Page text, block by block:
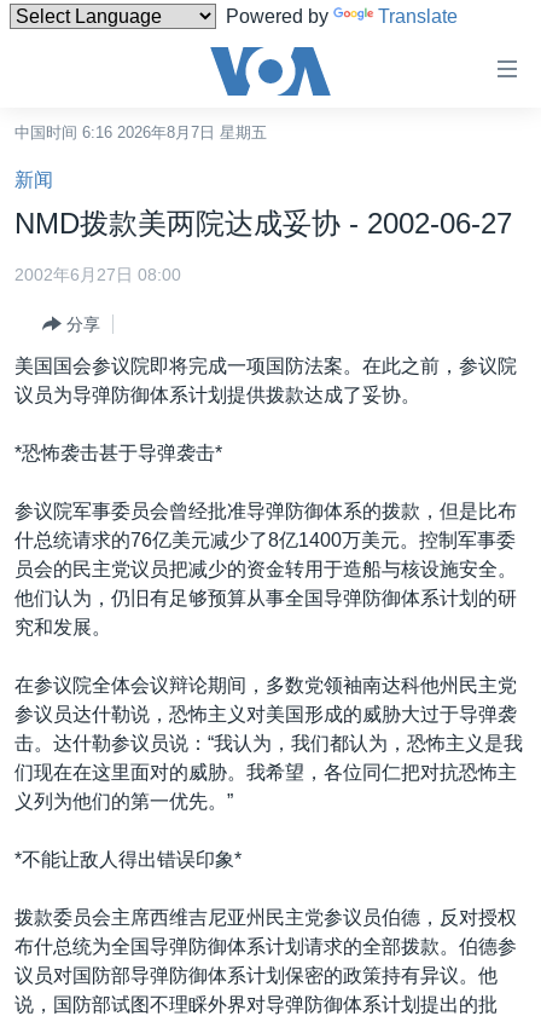
Powered by Translate
碍
链
跳
转
容
跳
到
跳
检
港澳
国际
印太
中东
欧洲
非洲
美洲
全球议题
经济·金融·贸易
人权·法律·宗教
科教·文娱·体健
军事
劳工
环境
美中关系
热点专题
白宫要闻
国会报道
美中关系
美国建国250周年
埃博拉疫情
美国之音专访
重要讲话与声明
台海两岸关系
关注西藏
关注新疆
VOA视频
VOA今日焦点
中文广播
关注我们
其他语言网站
中国时间 6:16 2026年8月7日 星期五
新闻
NMD拨款美两院达成妥协 - 2002-06-27
2002年6月27日 08:00
分享
美国国会参议院即将完成一项国防法案。在此之前，参议院
议员为导弹防御体系计划提供拨款达成了妥协。
*恐怖袭击甚于导弹袭击*
参议院军事委员会曾经批准导弹防御体系的拨款，但是比布
什总统请求的76亿美元减少了8亿1400万美元。控制军事委
员会的民主党议员把减少的资金转用于造船与核设施安全。
他们认为，仍旧有足够预算从事全国导弹防御体系计划的研
究和发展。
在参议院全体会议辩论期间，多数党领袖南达科他州民主党
参议员达什勒说，恐怖主义对美国形成的威胁大过于导弹袭
击。达什勒参议员说：“我认为，我们都认为，恐怖主义是我
们现在在这里面对的威胁。我希望，各位同仁把对抗恐怖主
义列为他们的第一优先。”
*不能让敌人得出错误印象*
拨款委员会主席西维吉尼亚州民主党参议员伯德，反对授权
布什总统为全国导弹防御体系计划请求的全部拨款。伯德参
议员对国防部导弹防御体系计划保密的政策持有异议。他
说，国防部试图不理睬外界对导弹防御体系计划提出的批